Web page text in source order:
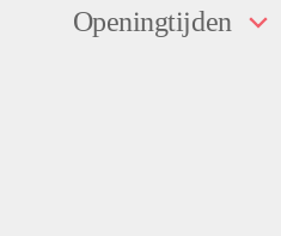
Openingtijden